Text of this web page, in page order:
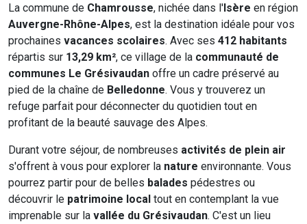
La commune de Chamrousse, nichée dans l'Isère en région
Auvergne-Rhône-Alpes, est la destination idéale pour vos
prochaines vacances scolaires. Avec ses 412 habitants
répartis sur 13,29 km², ce village de la communauté de
communes Le Grésivaudan offre un cadre préservé au
pied de la chaîne de Belledonne. Vous y trouverez un
refuge parfait pour déconnecter du quotidien tout en
profitant de la beauté sauvage des Alpes.
Durant votre séjour, de nombreuses activités de plein air
s'offrent à vous pour explorer la nature environnante. Vous
pourrez partir pour de belles balades pédestres ou
découvrir le patrimoine local tout en contemplant la vue
imprenable sur la vallée du Grésivaudan. C'est un lieu